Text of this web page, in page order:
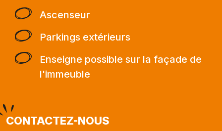
Ascenseur
Parkings extérieurs
Enseigne possible sur la façade de
l'immeuble
CONTACTEZ-NOUS